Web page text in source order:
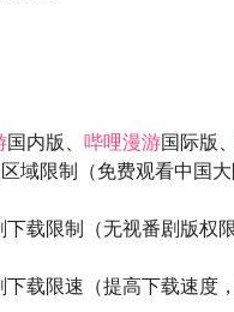
国内版、 哔哩漫游国际版、
域限制（免费观看中国
下载限制（无视番剧版权
下载限速（提高下载速度